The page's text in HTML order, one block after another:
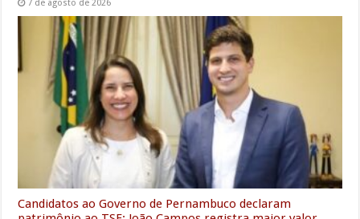
7 de agosto de 2026
Candidatos ao Governo de Pernambuco declaram